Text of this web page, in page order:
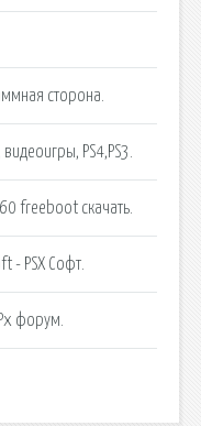
сторона.
PS4,PS3.
freeboot скачать.
- PSX Софт.
форум.